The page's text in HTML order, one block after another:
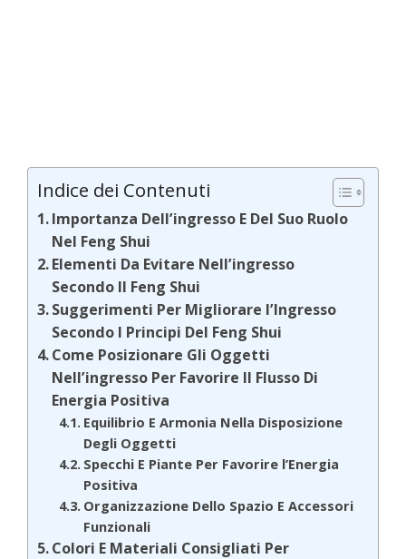
Indice dei Contenuti
Importanza Dell’ingresso E Del Suo Ruolo
Nel Feng Shui
Elementi Da Evitare Nell’ingresso
Secondo Il Feng Shui
Suggerimenti Per Migliorare l’Ingresso
Secondo I Principi Del Feng Shui
Come Posizionare Gli Oggetti
Nell’ingresso Per Favorire Il Flusso Di
Energia Positiva
Equilibrio E Armonia Nella Disposizione
Degli Oggetti
Specchi E Piante Per Favorire l’Energia
Positiva
Organizzazione Dello Spazio E Accessori
Funzionali
Colori E Materiali Consigliati Per